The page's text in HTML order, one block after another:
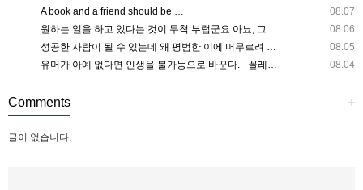
08.07
A book and a friend should be …
08.06
원하는 일을 하고 있다는 것이 무척 부럽군요.아뇨, 그…
08.05
성공한 사람이 될 수 있는데 왜 평범한 이에 머무르려 …
08.04
유머가 아예 없다면 인생을 불가능으로 바꾼다. - 꼴레…
+
Comments
글이 없습니다.